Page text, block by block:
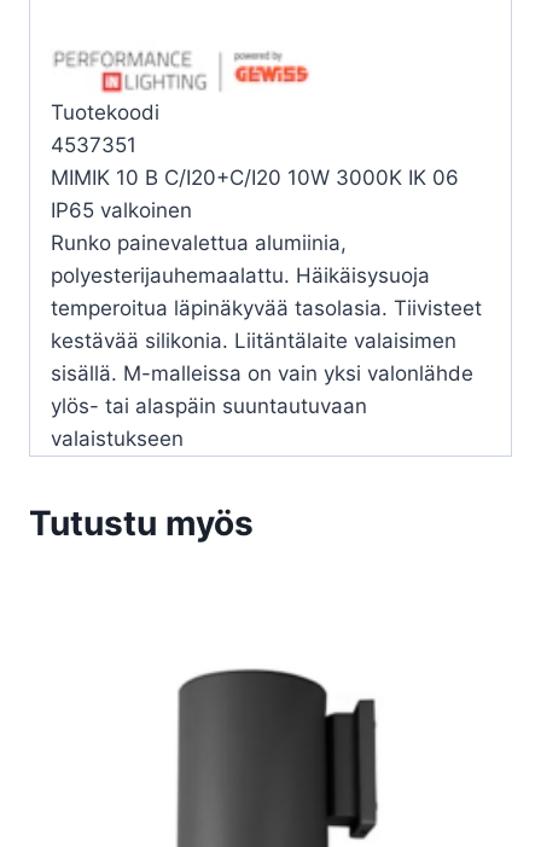
Tuotekoodi
4537351
MIMIK 10 B C/I20+C/I20 10W 3000K IK 06
IP65 valkoinen
Runko painevalettua alumiinia,
polyesterijauhemaalattu. Häikäisysuoja
temperoitua läpinäkyvää tasolasia. Tiivisteet
kestävää silikonia. Liitäntälaite valaisimen
sisällä. M-malleissa on vain yksi valonlähde
ylös- tai alaspäin suuntautuvaan
valaistukseen
Tutustu myös